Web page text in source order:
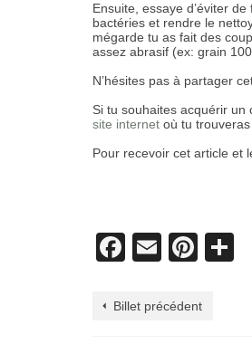
Ensuite, essaye d’éviter de
bactéries et rendre le
mégarde tu as fait des
assez abrasif (ex: grain
N’hésites pas à partager
Si tu souhaites acquérir un
site internet où tu
Pour recevoir cet article et
Facebook
Email
Billet précédent